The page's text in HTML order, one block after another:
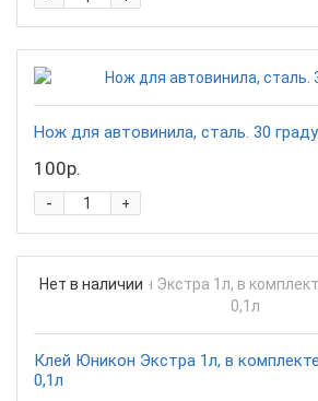
Нож для автовинила, сталь. 30
100р.
+
-
Нет в наличии
Клей Юникон Экстра 1л, в
0,1л